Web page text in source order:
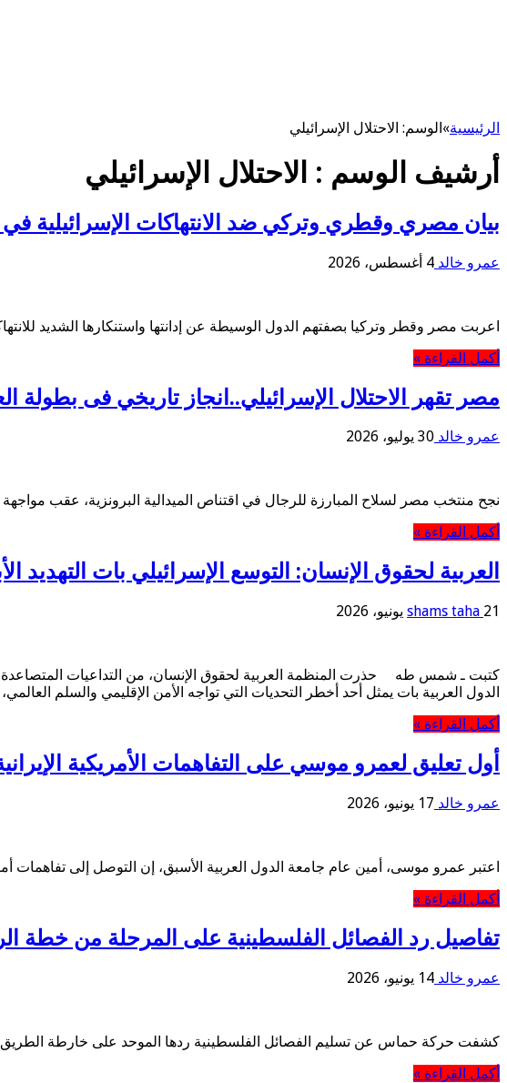
الرئيسية»الوسم: الاحتلال الإسرائيلي
أرشيف الوسم : الاحتلال الإسرائيلي
بيان مصري وقطري وتركي ضد الانتهاكات الإسرائيلية
عمرو خالد 4 أغسطس، 2026
اعربت مصر وقطر وتركيا بصفتهم الدول الوسيطة عن إدانتها واستنكارها الشديد
أكمل القراءة »
مصر تقهر الاحتلال الإسرائيلي..انجاز تاريخي فى بطولة
عمرو خالد 30 يوليو، 2026
نجح منتخب مصر لسلاح المبارزة للرجال في اقتناص الميدالية البرونزية، عقب مواجهة
أكمل القراءة »
العربية لحقوق الإنسان: التوسع الإسرائيلي بات التهديد
shams taha 21 يونيو، 2026
كتبت ـ شمس طه حذرت المنظمة العربية لحقوق الإنسان، من التداعيات المتصاعدة
الدول العربية بات يمثل أحد أخطر التحديات التي تواجه الأمن الإقليمي والسلم
أكمل القراءة »
أول تعليق لعمرو موسي على التفاهمات الأمريكية
عمرو خالد 17 يونيو، 2026
اعتبر عمرو موسى، أمين عام جامعة الدول العربية الأسبق، إن التوصل إلى تفاهمات
أكمل القراءة »
تفاصيل رد الفصائل الفلسطينية على المرحلة من خطة
عمرو خالد 14 يونيو، 2026
كشفت حركة حماس عن تسليم الفصائل الفلسطينية ردها الموحد على خارطة الطريق
أكمل القراءة »